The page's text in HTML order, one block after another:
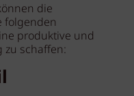
die
folgenden
produktive und
schaffen: